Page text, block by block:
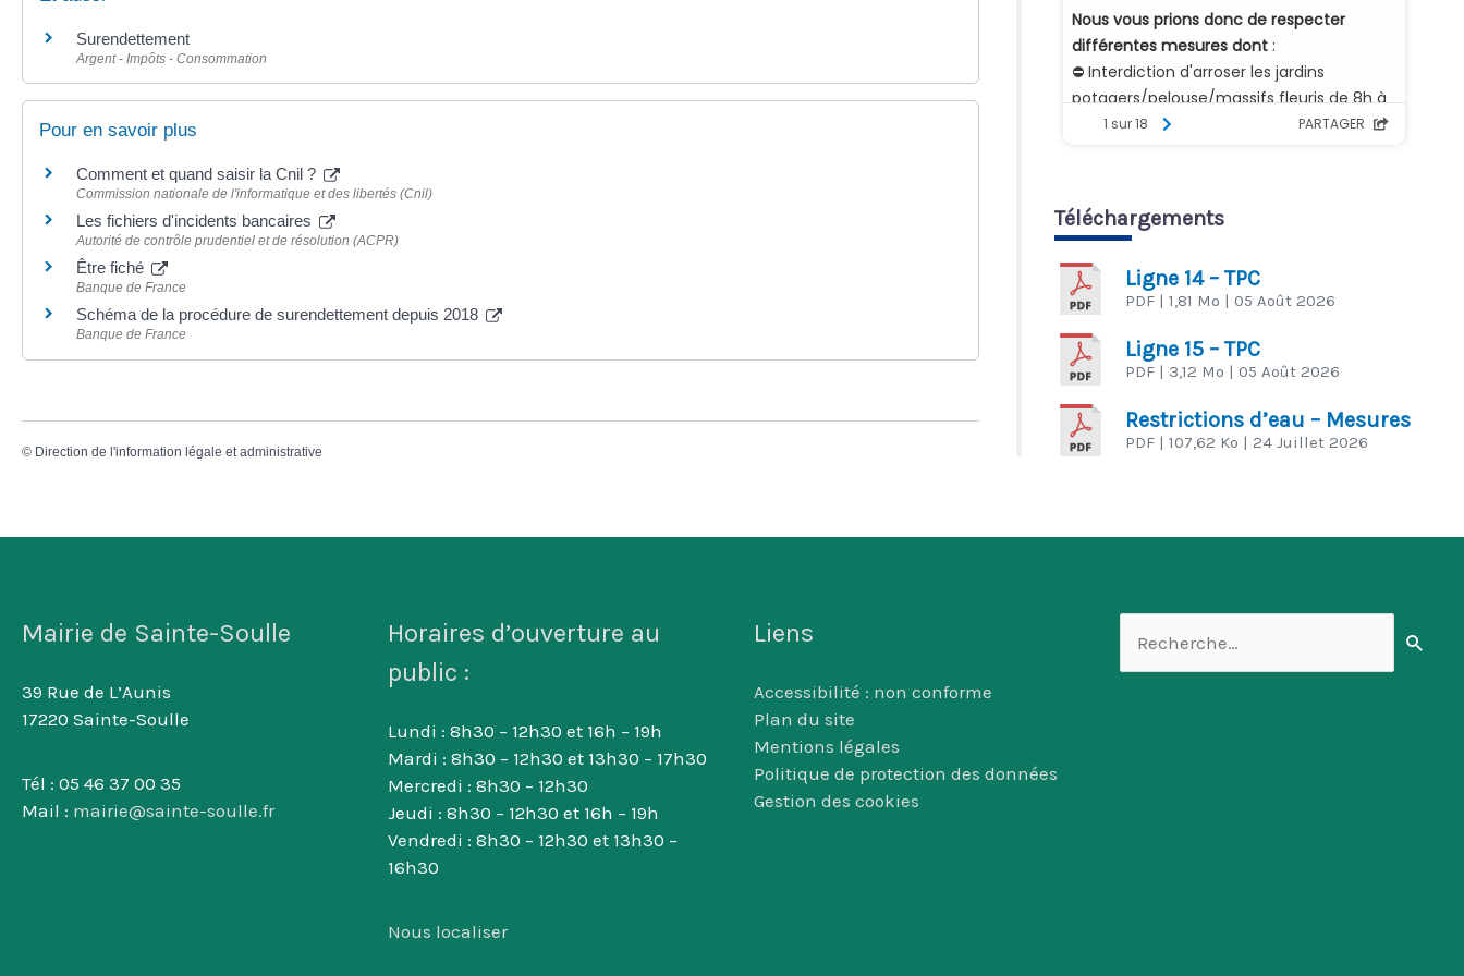
Surendettement
Argent - Impôts - Consommation
Pour en savoir plus
Comment et quand saisir la Cnil ?
Commission nationale de l'informatique et des libertés (Cnil)
Les fichiers d'incidents bancaires
Autorité de contrôle prudentiel et de résolution (ACPR)
Être fiché
Banque de France
Schéma de la procédure de surendettement depuis 2018
Banque de France
© Direction de l'information légale et administrative
Téléchargements
Ligne 14 – TPC
PDF| 1,81 Mo | 05 Août 2026
Ligne 15 – TPC
PDF| 3,12 Mo | 05 Août 2026
Restrictions d’eau – Mesures
PDF| 107,62 Ko | 24 Juillet 2026
Mairie de Sainte-Soulle
39 Rue de L’Aunis
17220 Sainte-Soulle
Tél : 05 46 37 00 35
Mail : mairie@sainte-soulle.fr
Horaires d’ouverture au
public :
Lundi : 8h30 – 12h30 et 16h – 19h
Mardi : 8h30 – 12h30 et 13h30 – 17h30
Mercredi : 8h30 – 12h30
Jeudi : 8h30 – 12h30 et 16h – 19h
Vendredi : 8h30 – 12h30 et 13h30 –
16h30
Nous localiser
Liens
Accessibilité : non conforme
Plan du site
Mentions légales
Politique de protection des données
Gestion des cookies